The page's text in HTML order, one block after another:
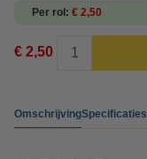
Per rol € 2,50
€ 2,50
OmschrijvingSpecificaties